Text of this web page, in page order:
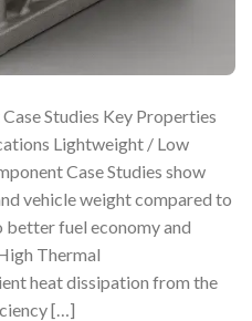
Studies Key Properties
Lightweight / Low
Case Studies show
vehicle weight compared to
fuel economy and
Thermal
heat dissipation from the
[…]